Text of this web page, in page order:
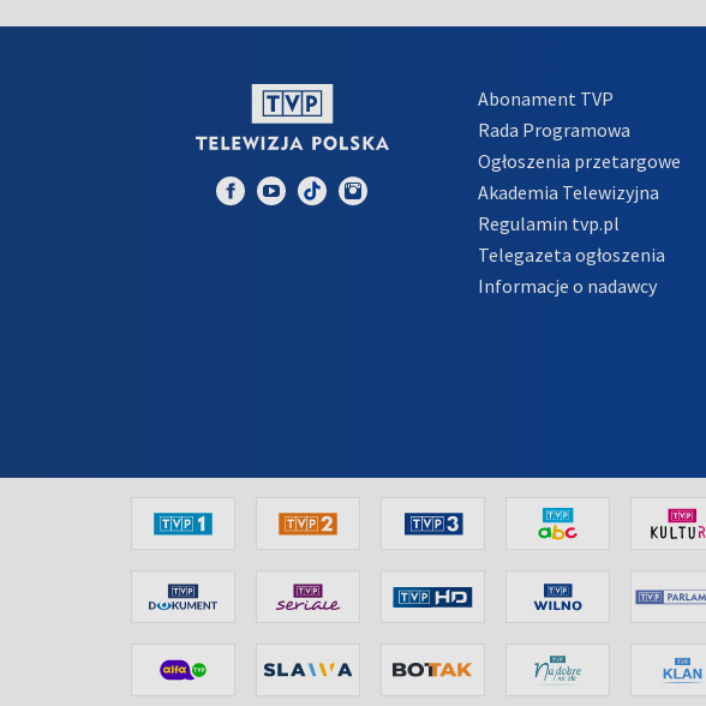
Abonament TVP
Rada Programowa
Ogłoszenia przetargowe
Akademia Telewizyjna
Regulamin tvp.pl
Telegazeta ogłoszenia
Informacje o nadawcy